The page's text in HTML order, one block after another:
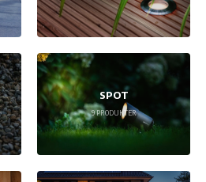
SPOT
9PRODUKTER